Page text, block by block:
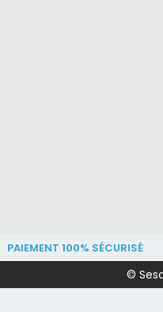
PAIEMENT 100% SÉCURISÉ
©